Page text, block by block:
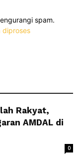
spam.
diproses
Rakyat,
AMDAL di
0